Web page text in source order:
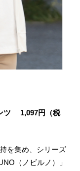
ツ 1,097円（税
を集め、シリーズ
（ノビルノ）」